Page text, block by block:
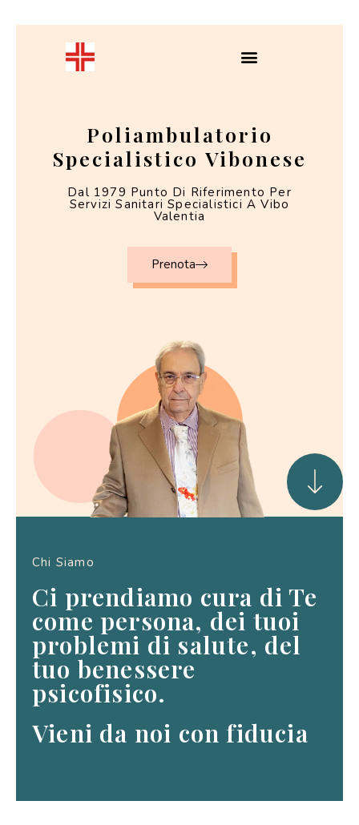
Poliambulatorio
Specialistico Vibonese
Dal 1979 Punto Di Riferimento Per
Servizi Sanitari Specialistici A Vibo
Valentia
Prenota
Chi Siamo
Ci prendiamo cura di Te
come persona, dei tuoi
problemi di salute, del
tuo benessere
psicofisico.
Vieni da noi con fiducia